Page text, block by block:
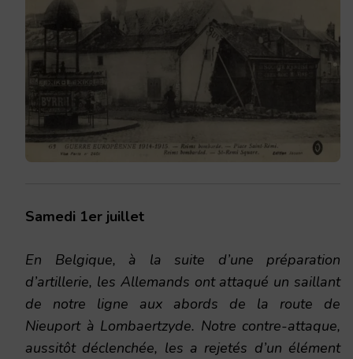
Samedi 1er juillet
En Belgique, à la suite d’une préparation
d’artillerie, les Allemands ont attaqué un saillant
de notre ligne aux abords de la route de
Nieuport à Lombaertzyde. Notre contre-attaque,
aussitôt déclenchée, les a rejetés d’un élément